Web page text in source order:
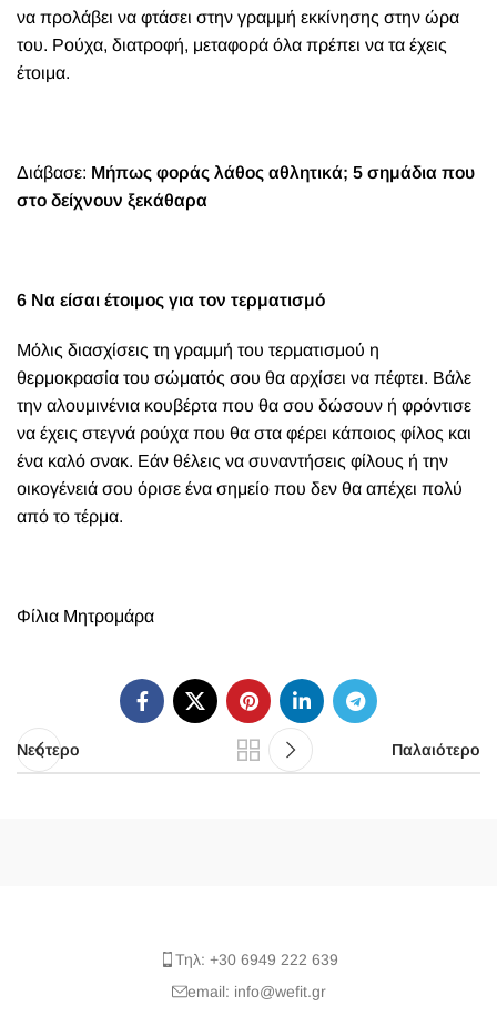
να προλάβει να φτάσει στην γραμμή εκκίνησης στην ώρα
του. Ρούχα, διατροφή, μεταφορά όλα πρέπει να τα έχεις
έτοιμα.
Διάβασε: Μήπως φοράς λάθος αθλητικά; 5 σημάδια που
στο δείχνουν ξεκάθαρα
6 Να είσαι έτοιμος για τον τερματισμό
Μόλις διασχίσεις τη γραμμή του τερματισμού η
θερμοκρασία του σώματός σου θα αρχίσει να πέφτει. Βάλε
την αλουμινένια κουβέρτα που θα σου δώσουν ή φρόντισε
να έχεις στεγνά ρούχα που θα στα φέρει κάποιος φίλος και
ένα καλό σνακ. Εάν θέλεις να συναντήσεις φίλους ή την
οικογένειά σου όρισε ένα σημείο που δεν θα απέχει πολύ
από το τέρμα.
Φίλια Μητρομάρα
Νεότερο Παλαιότερο
Τηλ: +30 6949 222 639
email: info@wefit.gr